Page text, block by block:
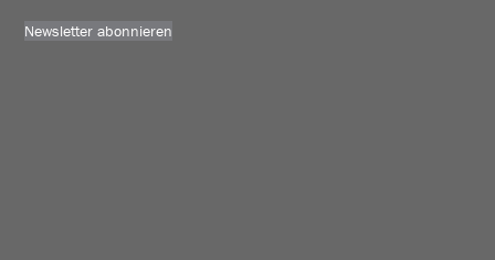
Newsletter abonnieren